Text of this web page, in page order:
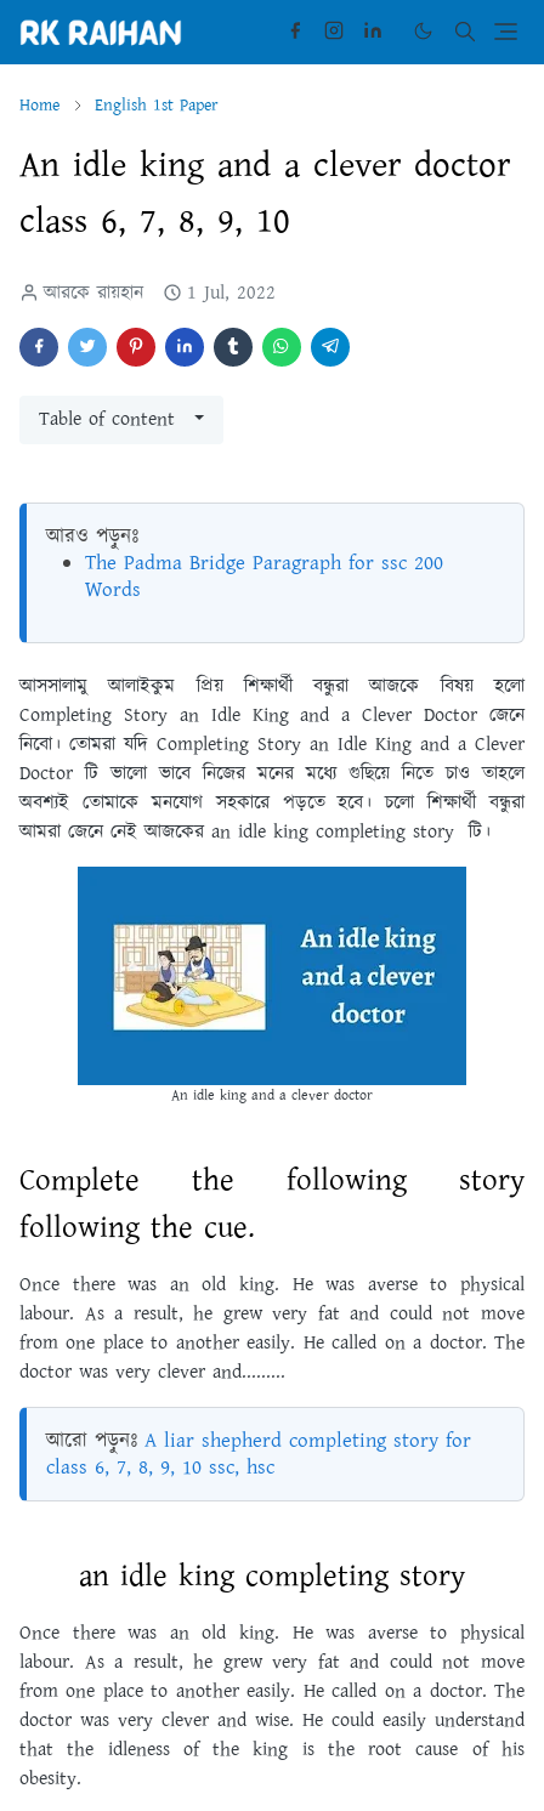
Home English 1st Paper
An idle king and a clever doctor
class 6, 7, 8, 9, 10
আরকে রায়হান 1 Jul, 2022
Table of content
আরও পড়ুনঃ
The Padma Bridge Paragraph for ssc 200
Words
আসসালামু আলাইকুম প্রিয় শিক্ষার্থী বন্ধুরা আজকে বিষয় হলো
Completing Story an Idle King and a Clever Doctor জেনে
নিবো। তোমরা যদি Completing Story an Idle King and a Clever
Doctor টি ভালো ভাবে নিজের মনের মধ্যে গুছিয়ে নিতে চাও তাহলে
অবশ্যই তোমাকে মনযোগ সহকারে পড়তে হবে। চলো শিক্ষার্থী বন্ধুরা
আমরা জেনে নেই আজকের an idle king completing story টি।
An idle king and a clever doctor
Complete the following story
following the cue.
Once there was an old king. He was averse to physical
labour. As a result, he grew very fat and could not move
from one place to another easily. He called on a doctor. The
doctor was very clever and.........
আরো পড়ুনঃ A liar shepherd completing story for
class 6, 7, 8, 9, 10 ssc, hsc
an idle king completing story
Once there was an old king. He was averse to physical
labour. As a result, he grew very fat and could not move
from one place to another easily. He called on a doctor. The
doctor was very clever and wise. He could easily understand
that the idleness of the king is the root cause of his
obesity.